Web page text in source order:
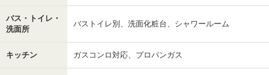
バス・トイレ・
洗面所
バストイレ別、洗面化粧台、シャワールーム
キッチン ガスコンロ対応、プロパンガス